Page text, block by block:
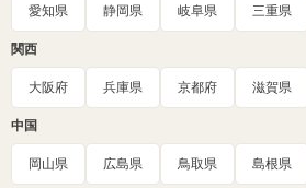
愛知県 静岡県 岐阜県 三重県
関西
大阪府 兵庫県 京都府 滋賀県
中国
岡山県 広島県 鳥取県 島根県